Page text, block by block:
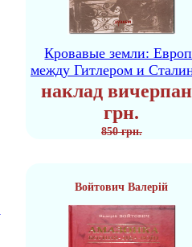
Кровавые земли:
между Гитлером и
наклад
грн.
850 грн.
Войтович Валерій